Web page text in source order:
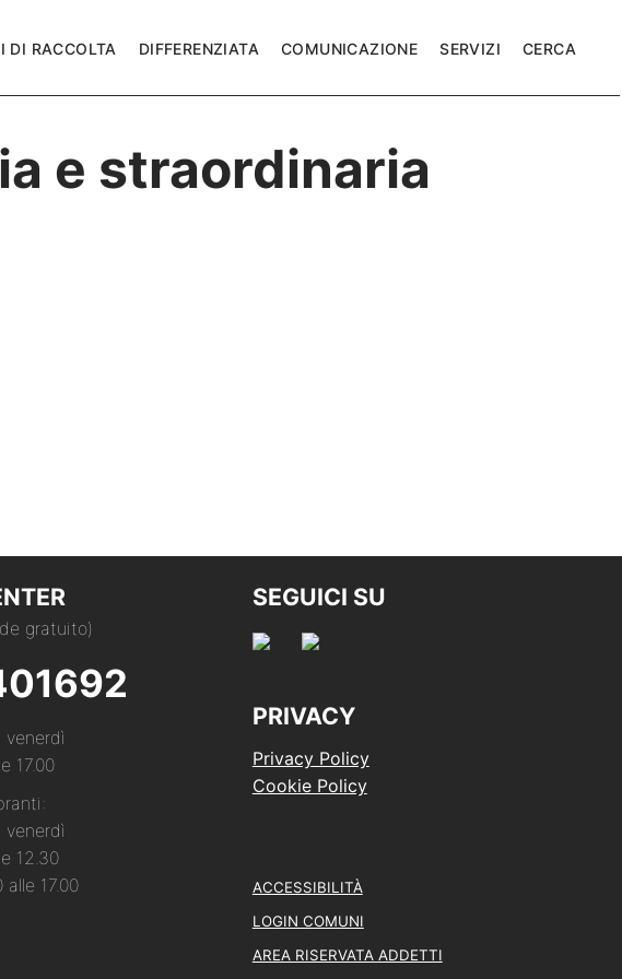
DI RACCOLTA DIFFERENZIATA COMUNICAZIONE SERVIZI CERCA
e straordinaria
gratuito)
venerdì
17.00
venerdì
12.30
alle 17.00
SEGUICI SU
PRIVACY
Privacy Policy
Cookie Policy
ACCESSIBILITÀ
LOGIN COMUNI
AREA RISERVATA ADDETTI